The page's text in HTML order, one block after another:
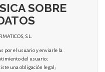
SOBRE
S.L.
por el usuario y enviarle la
del usuario;
una obligación legal;